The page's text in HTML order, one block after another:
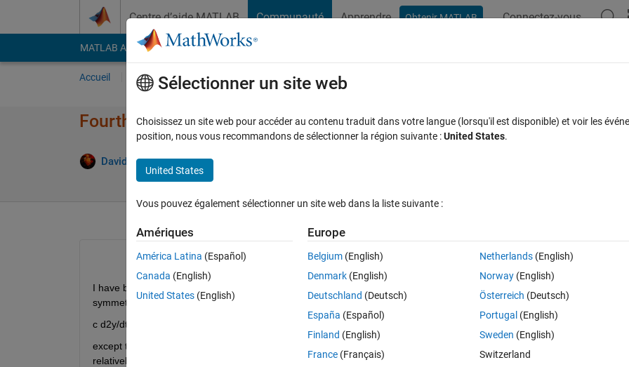
Centre d’aide MATLAB Communauté Apprendre Obtenir MATLAB Connectez-vous
MATLAB Answers File Exchange Cody
Accueil Poser une question Parcourir
Fourth Order Hyperbolic PDE's
David Koenig 17 Août 2012
I have been struggling with trying to solve the vibrating plate equation in polar coordinates with angular dependence (non
symmetrical initial condition). That is,
c d2y/dt2 = d4y/dr4
except that d4y/dr4 is just short cut symbolism for the double Laplacian in polar coordinates. I have been successful
relatively simple explicit finite difference approach for symmetrical initial conditions but the asymmetrical IC's cause a
Sélectionner un site web
Choisissez un site web pour accéder au contenu traduit dans votre langue (lorsqu'il est disponible) et voir les
position, nous vous recommandons de sélectionner la région suivante :United States.
United States
Vous pouvez également sélectionner un site web dans la liste suivante :
Amériques
América Latina (Español)
Canada (English)
United States (English)
Europe
Belgium (English)
Denmark (English)
Deutschland (Deutsch)
España (Español)
Finland (English)
France (Français)
Netherlands(English)
Norway(English)
Österreich (Deutsch)
Portugal (English)
Sweden (English)
Switzerland